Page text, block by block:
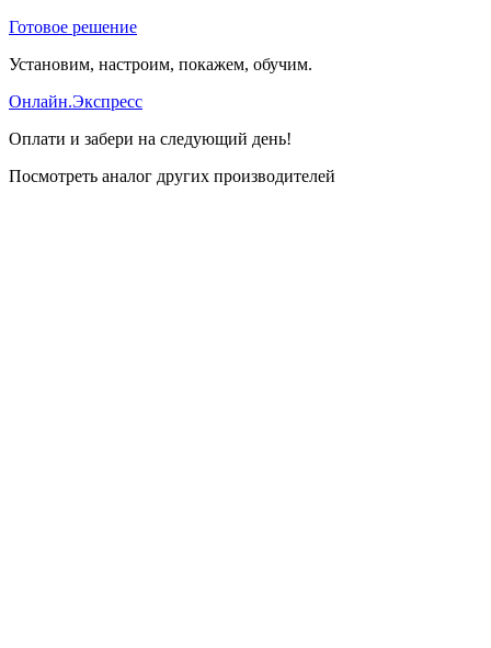
Готовое решение
Установим, настроим, покажем, обучим.
Онлайн.Экспресс
Оплати и забери на следующий день!
Посмотреть аналог других производителей